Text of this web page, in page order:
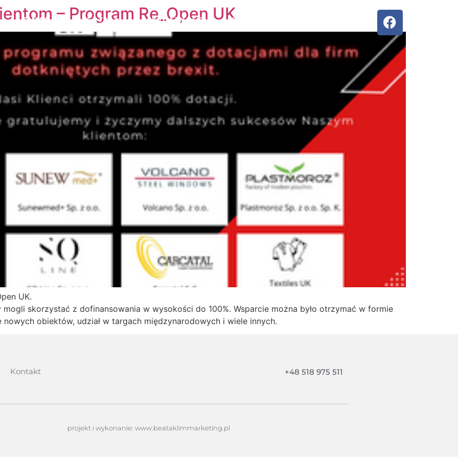
O NAS OFERTA AKTUALNOŚCI KLIENCI
– Program Re_Open UK
UK.
skorzystać z dofinansowania w wysokości do 100%. Wsparcie można było otrzymać w formie
obiektów, udział w targach międzynarodowych i wiele innych.
Kontakt +48 518 975 511
projekt i wykonanie: www.beataklimmarketing.pl